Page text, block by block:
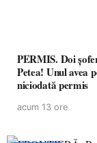
PERMIS. Doi
Petea! Unul avea
niciodată permis
acum 13 ore